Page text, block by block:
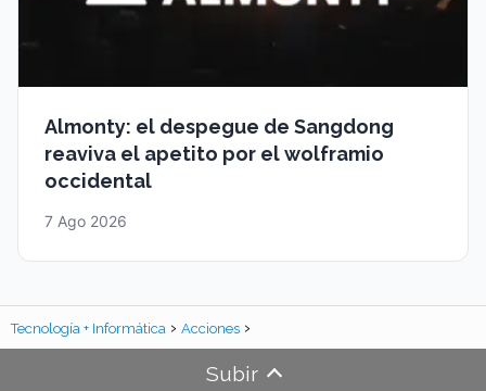
Almonty: el despegue de Sangdong
reaviva el apetito por el wolframio
occidental
7 Ago 2026
Tecnología + Informática Acciones
Subir